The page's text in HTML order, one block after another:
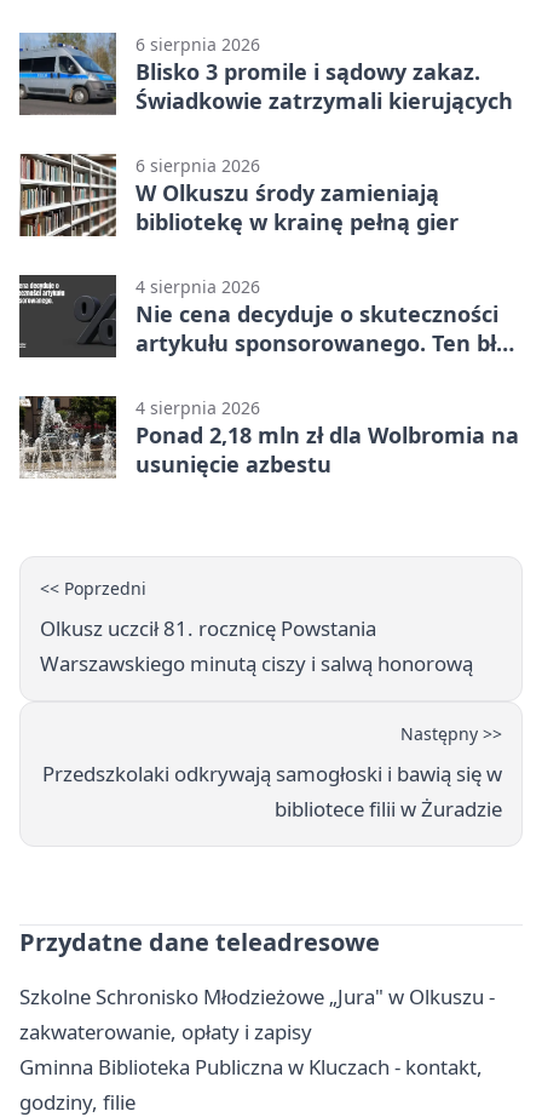
6 sierpnia 2026
Blisko 3 promile i sądowy zakaz.
Świadkowie zatrzymali kierujących
6 sierpnia 2026
W Olkuszu środy zamieniają
bibliotekę w krainę pełną gier
4 sierpnia 2026
Nie cena decyduje o skuteczności
artykułu sponsorowanego. Ten błąd
4 sierpnia 2026
Ponad 2,18 mln zł dla Wolbromia na
usunięcie azbestu
<< Poprzedni
Olkusz uczcił 81. rocznicę Powstania
Warszawskiego minutą ciszy i salwą honorową
Następny >>
Przedszkolaki odkrywają samogłoski i bawią się w
bibliotece filii w Żuradzie
Przydatne dane teleadresowe
Szkolne Schronisko Młodzieżowe „Jura" w Olkuszu -
zakwaterowanie, opłaty i zapisy
Gminna Biblioteka Publiczna w Kluczach - kontakt,
godziny, filie